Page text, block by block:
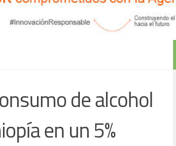
de alcohol
en un 5%